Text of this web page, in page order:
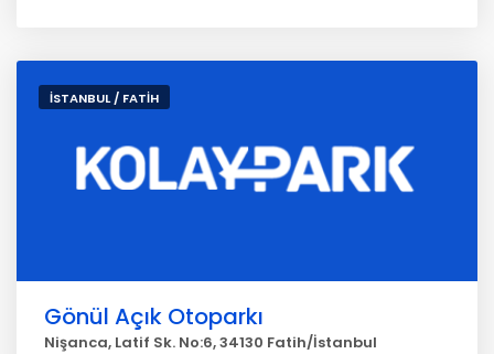
İSTANBUL / FATİH
Gönül Açık Otoparkı
Nişanca, Latif Sk. No:6, 34130 Fatih/İstanbul